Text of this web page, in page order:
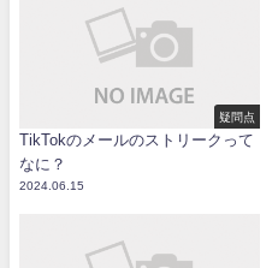
疑問点
TikTokのメールのストリークって
なに？
2024.06.15